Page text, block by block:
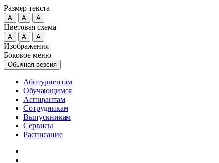
Размер текста
A A A
Цветовая схема
A A A
Изображения
Боковое меню
Обычная версия
Абитуриентам
Обучающимся
Аспирантам
Сотрудникам
Выпускникам
Сервисы
Расписание